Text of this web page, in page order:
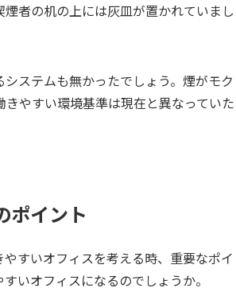
者の机の上には灰皿が置かれていまし
ステムも無かったでしょう。煙がモク
やすい環境基準は現在と異なっていた
ポイント
すいオフィスを考える時、重要なポイ
いオフィスになるのでしょうか。